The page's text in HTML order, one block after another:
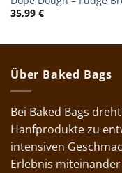
35,99 €
Über Baked Bags
Bei Baked Bags
Hanfprodukte zu
intensiven
Erlebnis